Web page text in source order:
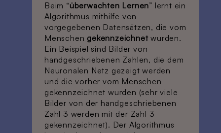
Beim “überwachten Lernen” lernt ein
Algorithmus mithilfe von
vorgegebenen Datensätzen, die vom
Menschen gekennzeichnetwurden.
Ein Beispiel sind Bilder von
handgeschriebenen Zahlen, die dem
Neuronalen Netz gezeigt werden
und die vorher vom Menschen
gekennzeichnet wurden (sehr viele
Bilder von der handgeschriebenen
Zahl 3 werden mit der Zahl 3
gekennzeichnet). Der Algorithmus